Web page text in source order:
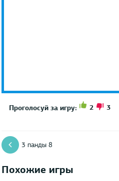
Проголосуй за игру: 2 3
3 панды 8
Похожие игры